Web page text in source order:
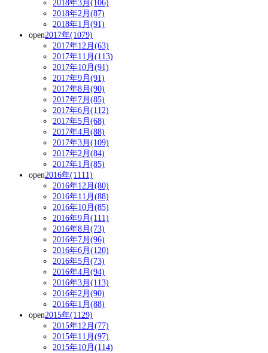
2018年3月(106)
2018年2月(87)
2018年1月(91)
open2017年(1079)
2017年12月(63)
2017年11月(113)
2017年10月(91)
2017年9月(91)
2017年8月(90)
2017年7月(85)
2017年6月(112)
2017年5月(68)
2017年4月(88)
2017年3月(109)
2017年2月(84)
2017年1月(85)
open2016年(1111)
2016年12月(80)
2016年11月(88)
2016年10月(85)
2016年9月(111)
2016年8月(73)
2016年7月(96)
2016年6月(120)
2016年5月(73)
2016年4月(94)
2016年3月(113)
2016年2月(90)
2016年1月(88)
open2015年(1129)
2015年12月(77)
2015年11月(97)
2015年10月(114)